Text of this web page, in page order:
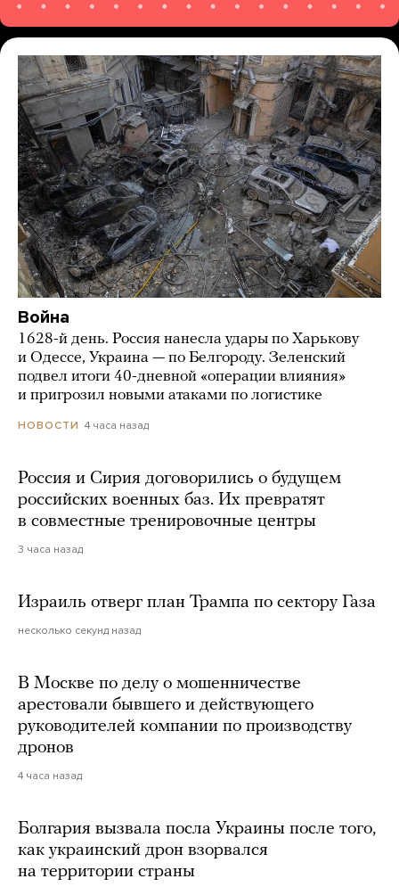
Война
1628-й день. Россия нанесла удары по Харькову
и Одессе, Украина — по Белгороду. Зеленский
подвел итоги 40-дневной «операции влияния»
и пригрозил новыми атаками по логистике
НОВОСТИ 4 часа назад
Россия и Сирия договорились о будущем
российских военных баз. Их превратят
в совместные тренировочные центры
3 часа назад
Израиль отверг план Трампа по сектору Газа
несколько секунд назад
В Москве по делу о мошенничестве
арестовали бывшего и действующего
руководителей компании по производству
дронов
4 часа назад
Болгария вызвала посла Украины после того,
как украинский дрон взорвался
на территории страны